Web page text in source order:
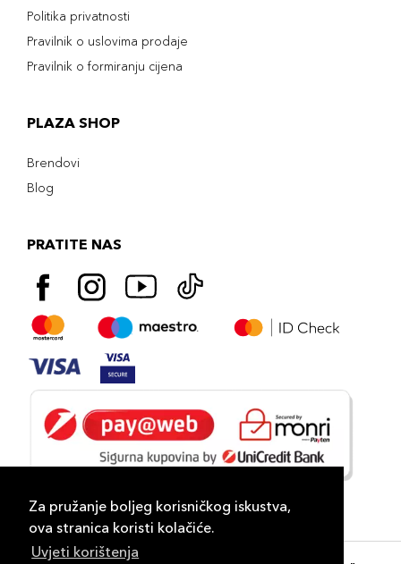
Za pružanje boljeg korisničkog iskustva,
ova stranica koristi kolačiće.
Uvjeti korištenja
Politika privatnosti
Pravilnik o uslovima prodaje
Pravilnik o formiranju cijena
PLAZA SHOP
Brendovi
Blog
PRATITE NAS